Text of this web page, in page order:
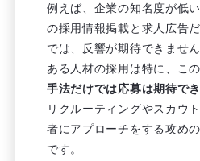
例えば、企業の知名度が低
の採用情報掲載と求人広告
では、反響が期待できませ
ある人材の採用は特に、こ
手法だけでは応募は期待で
リクルーティングやスカウ
者にアプローチをする攻め
です。